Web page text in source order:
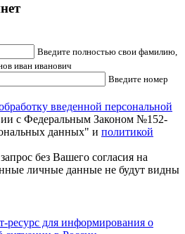
Введите полностью свои фамилию,
иван иванович
Введите номер
введенной персональной
с Федеральным Законом №152-
данных" и политикой
без Вашего согласия на
личные данные не будут видны